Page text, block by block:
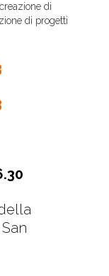
di
di progetti